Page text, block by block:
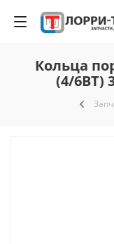
Кольца
(4/6ВТ)